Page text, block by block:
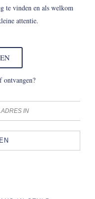
te vinden en als welkom
attentie.
ontvangen?